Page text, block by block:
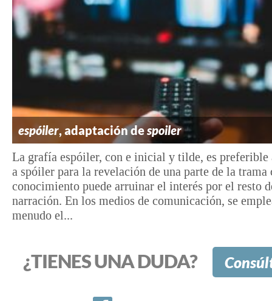
espóiler, adaptación despoiler
La grafía espóiler, con e inicial y tilde, es preferible
a spóiler para la revelación de una parte de la trama
conocimiento puede arruinar el interés por el resto
narración. En los medios de comunicación, se
menudo el...
¿TIENES UNA DUDA?